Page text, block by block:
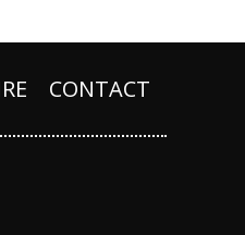
CONTACT